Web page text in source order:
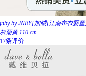
jnby by JNBY[加绒]江南布衣婴
灰菊黄 110 cm
17条评价